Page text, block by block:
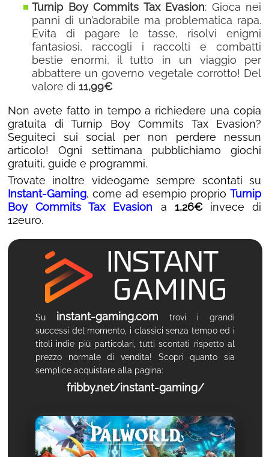
Turnip Boy Commits Tax Evasion: Gioca nei
panni di un’adorabile ma problematica rapa.
Evita di pagare le tasse, risolvi enigmi
fantasiosi, raccogli i raccolti e combatti
bestie enormi, il tutto in un viaggio per
abbattere un governo vegetale corrotto! Del
valore di 11,99€
Non avete fatto in tempo a richiedere una copia
gratuita di Turnip Boy Commits Tax Evasion?
Seguiteci sui social per non perdere nessun
articolo! Ogni settimana pubblichiamo giochi
gratuiti, guide e programmi.
Trovate inoltre videogame sempre scontati su
Instant-Gaming, come ad esempio proprio Turnip
Boy Commits Tax Evasion a 1,26€invece di
12euro.
Su instant-gaming.com trovi i grandi
successi del momento, i classici senza tempo ed i
titoli indie più particolari, tutti scontati rispetto al
prezzo normale di vendita! Scopri quanto sia
semplice acquistare alla pagina:
fribby.net/instant-gaming/